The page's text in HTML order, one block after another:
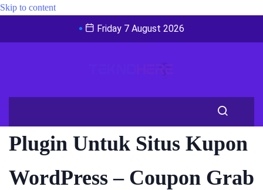
Skip to content
Friday 7 August 2026
Plugin Untuk Situs Kupon
WordPress – Coupon Grab